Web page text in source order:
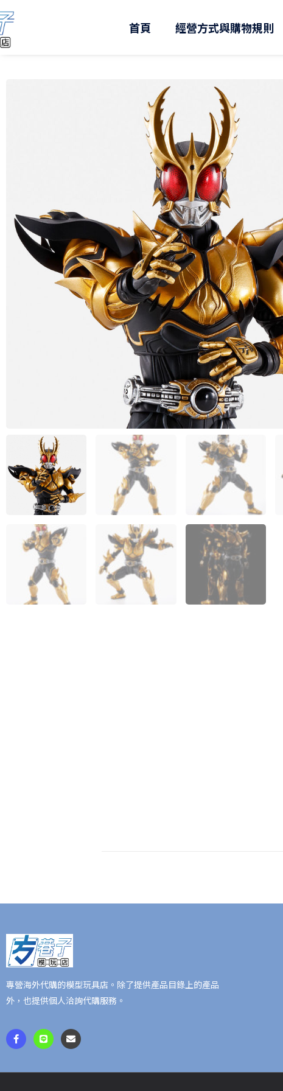
至
主
首頁 經營方式與購物規則
專營海外代購的模型玩具店。除了提供產品目錄上的產品
外，也提供個人洽詢代購服務。
F
a
c
o
L
i
n
E
n
v
o